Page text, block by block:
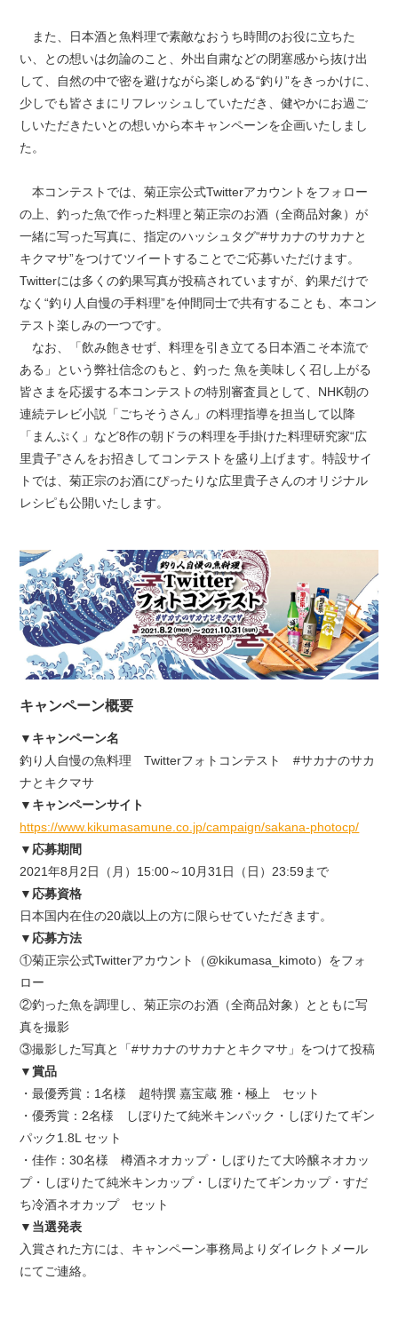
また、日本酒と魚料理で素敵なおうち時間のお役に立ちた
い、との想いは勿論のこと、外出自粛などの閉塞感から抜け出
して、自然の中で密を避けながら楽しめる“釣り”をきっかけに、
少しでも皆さまにリフレッシュしていただき、健やかにお過ご
しいただきたいとの想いから本キャンペーンを企画いたしまし
た。
本コンテストでは、菊正宗公式Twitterアカウントをフォロー
の上、釣った魚で作った料理と菊正宗のお酒（全商品対象）が
一緒に写った写真に、指定のハッシュタグ“#サカナのサカナと
キクマサ”をつけてツイートすることでご応募いただけます。
Twitterには多くの釣果写真が投稿されていますが、釣果だけで
なく“釣り人自慢の手料理”を仲間同士で共有することも、本コン
テスト楽しみの一つです。
なお、「飲み飽きせず、料理を引き立てる日本酒こそ本流で
ある」という弊社信念のもと、釣った 魚を美味しく召し上がる
皆さまを応援する本コンテストの特別審査員として、NHK朝の
連続テレビ小説「ごちそうさん」の料理指導を担当して以降
「まんぷく」など8作の朝ドラの料理を手掛けた料理研究家“広
里貴子”さんをお招きしてコンテストを盛り上げます。特設サイ
トでは、菊正宗のお酒にぴったりな広里貴子さんのオリジナル
レシピも公開いたします。
キャンペーン概要
▼キャンペーン名
釣り人自慢の魚料理 Twitterフォトコンテスト #サカナのサカ
ナとキクマサ
▼キャンペーンサイト
https://www.kikumasamune.co.jp/campaign/sakana-photocp/
▼応募期間
2021年8月2日（月）15:00～10月31日（日）23:59まで
▼応募資格
日本国内在住の20歳以上の方に限らせていただきます。
▼応募方法
①菊正宗公式Twitterアカウント（@kikumasa_kimoto）をフォ
ロー
②釣った魚を調理し、菊正宗のお酒（全商品対象）とともに写
真を撮影
③撮影した写真と「#サカナのサカナとキクマサ」をつけて投稿
▼賞品
・最優秀賞：1名様 超特撰 嘉宝蔵 雅・極上 セット
・優秀賞：2名様 しぼりたて純米キンパック・しぼりたてギン
パック1.8L セット
・佳作：30名様 樽酒ネオカップ・しぼりたて大吟醸ネオカッ
プ・しぼりたて純米キンカップ・しぼりたてギンカップ・すだ
ち冷酒ネオカップ セット
▼当選発表
入賞された方には、キャンペーン事務局よりダイレクトメール
にてご連絡。